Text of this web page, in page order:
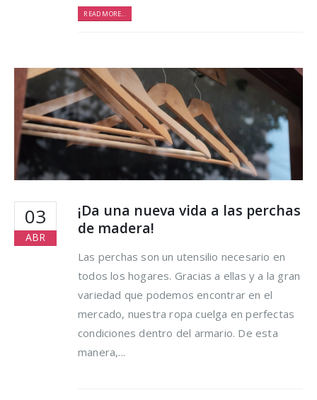
READ MORE...
03
ABR
¡Da una nueva vida a las perchas
de madera!
Las perchas son un utensilio necesario en
todos los hogares. Gracias a ellas y a la gran
variedad que podemos encontrar en el
mercado, nuestra ropa cuelga en perfectas
condiciones dentro del armario. De esta
manera,...